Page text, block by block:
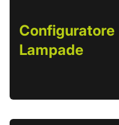
Configuratore
Lampade